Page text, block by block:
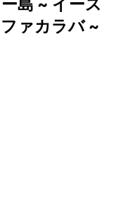
島 ~ イース
ァカラバ ~